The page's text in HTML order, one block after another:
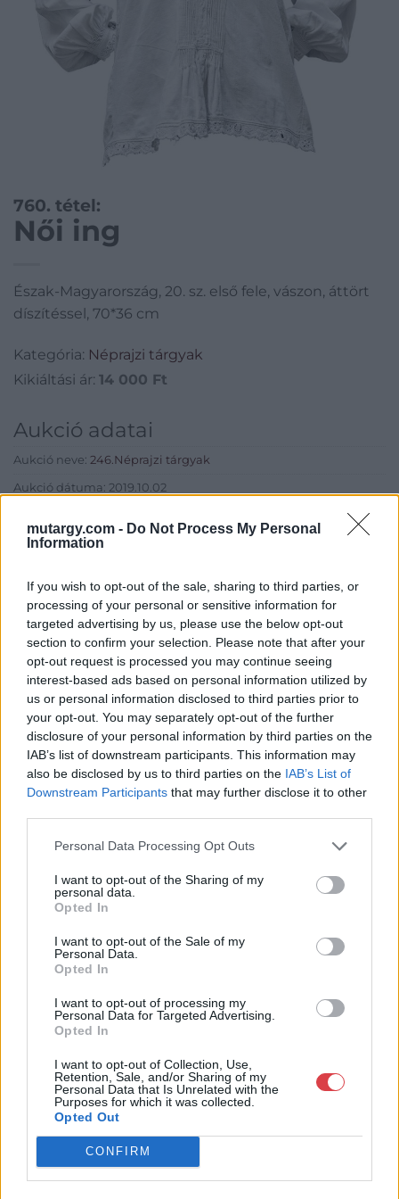
mutargy.com - Do Not Process My Personal
Information
If you wish to opt-out of the sale, sharing to third parties, or
processing of your personal or sensitive information for
targeted advertising by us, please use the below opt-out
section to confirm your selection. Please note that after your
opt-out request is processed you may continue seeing
interest-based ads based on personal information utilized by
us or personal information disclosed to third parties prior to
your opt-out. You may separately opt-out of the further
disclosure of your personal information by third parties on the
IAB’s list of downstream participants. This information may
also be disclosed by us to third parties on the IAB’s List of
Downstream Participants that may further disclose it to other
Personal Data Processing Opt Outs
I want to opt-out of the Sharing of my
personal data.
Opted In
I want to opt-out of the Sale of my
Personal Data.
Opted In
I want to opt-out of processing my
Personal Data for Targeted Advertising.
Opted In
I want to opt-out of Collection, Use,
Retention, Sale, and/or Sharing of my
Personal Data that Is Unrelated with the
Purposes for which it was collected.
Opted Out
CONFIRM
760. tétel:
Női ing
Észak-Magyarország, 20. sz. első fele, vászon, áttört
díszítéssel, 70*36 cm
Kategória: Néprajzi tárgyak
Kikiáltási ár: 14 000 Ft
Aukció adatai
Aukció neve: 246.Néprajzi tárgyak
Aukció dátuma: 2019.10.02
Aukció helye: Budapest, Balaton utca 8.
Eladó adatai
Eladó:Nagyházi Galéria és
Aukciósház
Cím: Müller Márta
Nagyházi Galéria és Aukciósház
Kft.
1055 Budapest, Balaton utca 8.
Telefon: +361 475 6000 +361
4756005
http://www.nagyhazi.hu
Bemutatkozás: Magas színvonalú festmények és műtárgyak,
bútorok, szőnyegek, üveg, porcelán és ezüst tárgyak, ékszerek,
néprajzi tárgyak értékesítése és aukcionálása. Hagyatékok és
a tárgyfelvétel folyamatos.
KAPCSOLÓDÓ MŰTÁRGYAK